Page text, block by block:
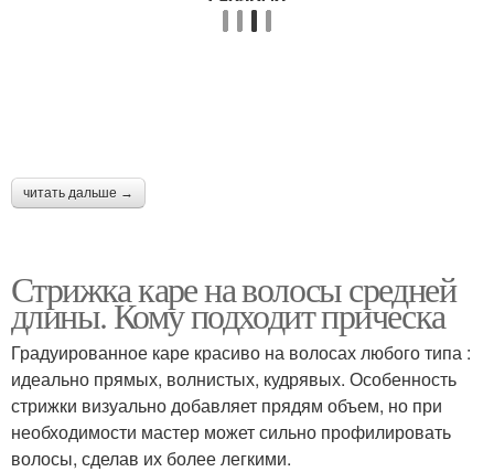
читать дальше →
Стрижка каре на волосы средней
длины. Кому подходит прическа
Градуированное каре красиво на волосах любого типа :
идеально прямых, волнистых, кудрявых. Особенность
стрижки визуально добавляет прядям объем, но при
необходимости мастер может сильно профилировать
волосы, сделав их более легкими.